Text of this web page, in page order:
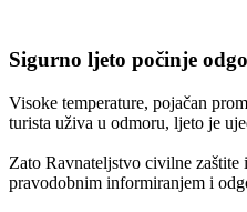
Sigurno ljeto počinje
Visoke temperature, pojačan
turista uživa u odmoru, ljeto je
Zato Ravnateljstvo civilne
pravodobnim informiranjem i